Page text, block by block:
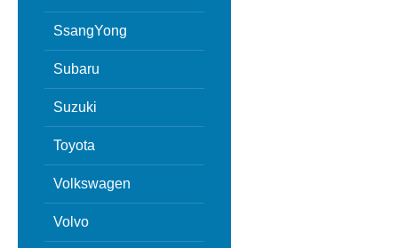
SsangYong
Subaru
Suzuki
Toyota
Volkswagen
Volvo